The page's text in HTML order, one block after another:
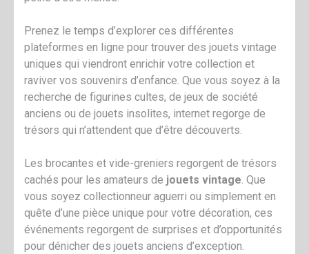
Prenez le temps d’explorer ces différentes
plateformes en ligne pour trouver des jouets vintage
uniques qui viendront enrichir votre collection et
raviver vos souvenirs d’enfance. Que vous soyez à la
recherche de figurines cultes, de jeux de société
anciens ou de jouets insolites, internet regorge de
trésors qui n’attendent que d’être découverts.
Les brocantes et vide-greniers regorgent de trésors
cachés pour les amateurs de jouets vintage. Que
vous soyez collectionneur aguerri ou simplement en
quête d’une pièce unique pour votre décoration, ces
événements regorgent de surprises et d’opportunités
pour dénicher des jouets anciens d’exception.